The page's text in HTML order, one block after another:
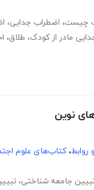
چیست، اضطراب جدایی،
مادر از کودک، طلاق،
نوین
روابط، کتاب‌های علوم
جامعه شناختی،